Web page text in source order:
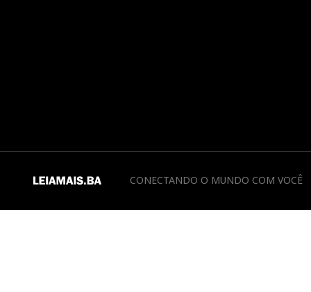
CONECTANDO O MUNDO COM VOCÊ